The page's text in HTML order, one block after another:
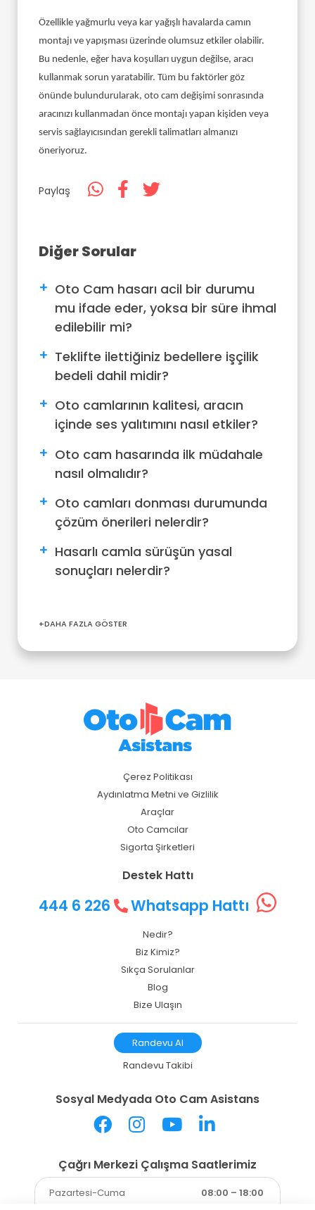
Özellikle yağmurlu veya kar yağışlı havalarda camın
montajı ve yapışması üzerinde olumsuz etkiler olabilir.
Bu nedenle, eğer hava koşulları uygun değilse, aracı
kullanmak sorun yaratabilir. Tüm bu faktörler göz
önünde bulundurularak, oto cam değişimi sonrasında
aracınızı kullanmadan önce montajı yapan kişiden veya
servis sağlayıcısından gerekli talimatları almanızı
öneriyoruz.
Paylaş
Diğer Sorular
Oto Cam hasarı acil bir durumu
mu ifade eder, yoksa bir süre ihmal
edilebilir mi?
Teklifte ilettiğiniz bedellere işçilik
bedeli dahil midir?
Oto camlarının kalitesi, aracın
içinde ses yalıtımını nasıl etkiler?
Oto cam hasarında ilk müdahale
nasıl olmalıdır?
Oto camları donması durumunda
çözüm önerileri nelerdir?
Hasarlı camla sürüşün yasal
sonuçları nelerdir?
+DAHA FAZLA GÖSTER
Çerez Politikası
Aydınlatma Metni ve Gizlilik
Araçlar
Oto Camcılar
Sigorta Şirketleri
Destek Hattı
444 6 226 Whatsapp Hattı
Nedir?
Biz Kimiz?
Sıkça Sorulanlar
Blog
Bize Ulaşın
Randevu Al
Randevu Takibi
Sosyal Medyada Oto Cam Asistans
Çağrı Merkezi Çalışma Saatlerimiz
Pazartesi-Cuma 08:00 – 18:00